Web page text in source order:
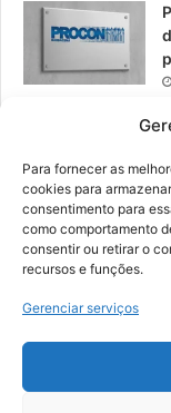
Para fornecer as
cookies para
consentimento para
como comportamento
consentir ou retirar o
recursos e funções.
Gerenciar serviços
© 2026, Todos os
Digital
Fale